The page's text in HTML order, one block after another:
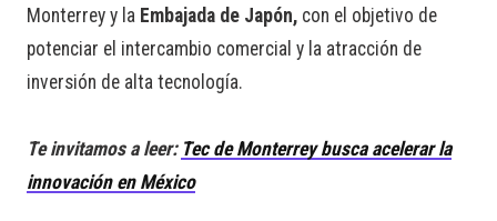
Monterrey y la Embajada de Japón, con el objetivo de
potenciar el intercambio comercial y la atracción de
inversión de alta tecnología.
Te invitamos a leer: Tec de Monterrey busca acelerar la
innovación en México